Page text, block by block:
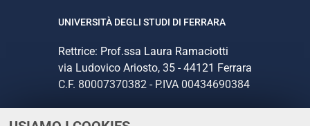
UNIVERSITÀ DEGLI STUDI DI FERRARA
Rettrice: Prof.ssa Laura Ramaciotti
via Ludovico Ariosto, 35 - 44121 Ferrara
C.F. 80007370382 - P.IVA 00434690384